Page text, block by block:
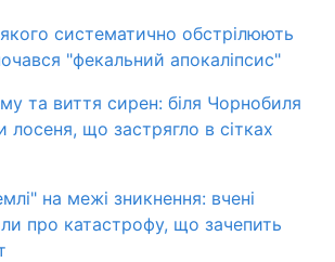
якого систематично обстрілюють
"фекальний апокаліпсис"
та виття сирен: біля Чорнобиля
лосеня, що застрягло в сітках
на межі зникнення: вчені
про катастрофу, що зачепить